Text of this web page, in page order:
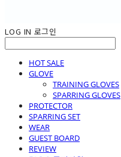
LOG IN 로그인
HOT SALE
GLOVE
TRAINING GLOVES
SPARRING GLOVES
PROTECTOR
SPARRING SET
WEAR
GUEST BOARD
REVIEW